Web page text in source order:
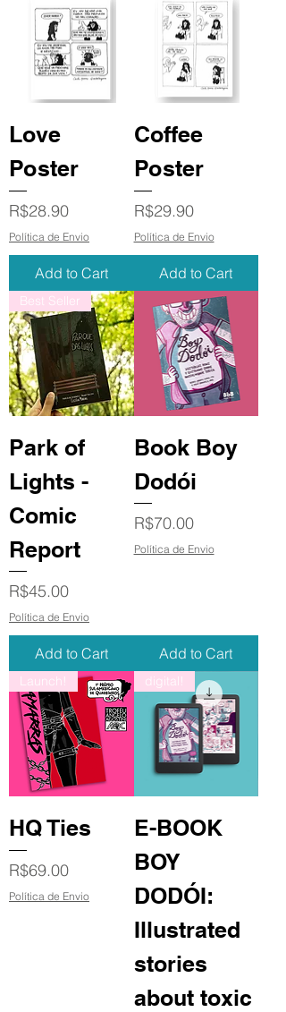
Love
Poster
Price
R$28.90
Política de Envio
Add to Cart
Coffee
Poster
Price
R$29.90
Política de Envio
Add to Cart
Best Seller
Park of
Lights -
Comic
Report
Price
R$45.00
Política de Envio
Add to Cart
Book Boy
Dodói
Price
R$70.00
Política de Envio
Add to Cart
Launch!
HQ Ties
Price
R$69.00
Política de Envio
digital!
E-BOOK
BOY
DODÓI:
Illustrated
stories
about toxic